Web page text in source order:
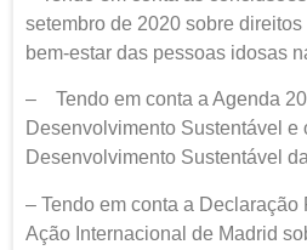
setembro de 2020 sobre
bem-estar das pessoas idosas
– Tendo em conta a Agenda
Desenvolvimento Sustentável e
Desenvolvimento Sustentável
– Tendo em conta a
Ação Internacional de Madrid